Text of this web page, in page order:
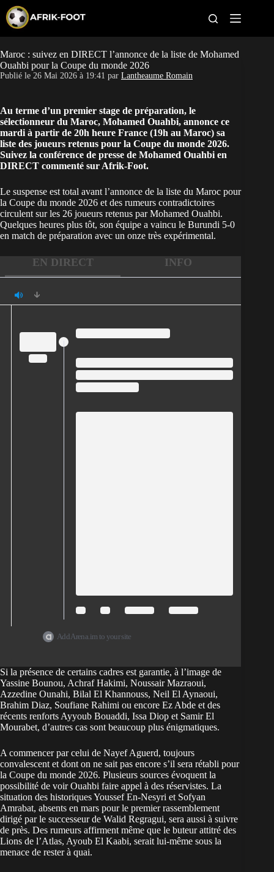
p
t
o
c
o
e
n
t
CAN féminine
Pays
Clubs
Classement
Paris sportifs
Maroc : suivez en DIRECT l’annonce de la liste de Mohamed
Ouahbi pour la Coupe du monde 2026
Publié le 26 Mai 2026 à 19:41 par Lantheaume Romain
Au terme d’un premier stage de préparation, le
sélectionneur du Maroc, Mohamed Ouahbi, annonce ce
mardi à partir de 20h heure France (19h au Maroc) sa
liste des joueurs retenus pour la Coupe du monde 2026.
Suivez la conférence de presse de Mohamed Ouahbi en
DIRECT commenté sur Afrik-Foot.
Le suspense est total avant l’annonce de la liste du Maroc pour
la Coupe du monde 2026 et des rumeurs contradictoires
circulent sur les 26 joueurs retenus par Mohamed Ouahbi.
Quelques heures plus tôt, son équipe a vaincu le Burundi 5-0
en match de préparation avec un onze très expérimental.
EN DIRECT INFO
Add Arena.im to your site
Si la présence de certains cadres est garantie, à l’image de
Yassine Bounou, Achraf Hakimi, Noussair Mazraoui,
Azzedine Ounahi, Bilal El Khannouss, Neil El Aynaoui,
Brahim Diaz, Soufiane Rahimi ou encore Ez Abde et des
récents renforts Ayyoub Bouaddi, Issa Diop et Samir El
Mourabet, d’autres cas sont beaucoup plus énigmatiques.
A commencer par celui de Nayef Aguerd, toujours
convalescent et dont on ne sait pas encore s’il sera rétabli pour
la Coupe du monde 2026. Plusieurs sources évoquent la
possibilité de voir Ouahbi faire appel à des réservistes. La
situation des historiques Youssef En-Nesyri et Sofyan
Amrabat, absents en mars pour le premier rassemblement
dirigé par le successeur de Walid Regragui, sera aussi à suivre
de près. Des rumeurs affirment même que le buteur attitré des
Lions de l’Atlas, Ayoub El Kaabi, serait lui-même sous la
menace de rester à quai.